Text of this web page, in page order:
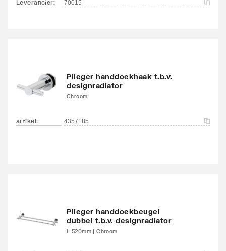
Leverancier: 70015
Plieger handdoekhaak t.b.v.
designradiator
Chroom
artikel: 4357185
Plieger handdoekbeugel
dubbel t.b.v. designradiator
l=520mm | Chroom